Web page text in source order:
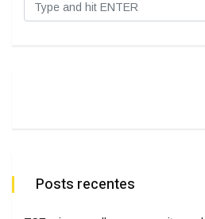
Posts recentes